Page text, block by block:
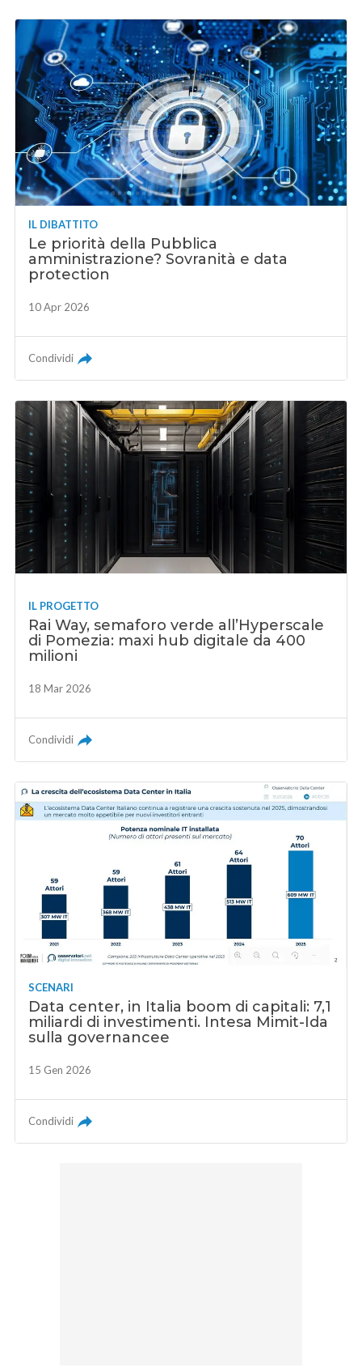
IL DIBATTITO
Le priorità della Pubblica
amministrazione? Sovranità e data
protection
10 Apr 2026
Condividi
IL PROGETTO
Rai Way, semaforo verde all’Hyperscale
di Pomezia: maxi hub digitale da 400
milioni
18 Mar 2026
Condividi
SCENARI
Data center, in Italia boom di capitali: 7,1
miliardi di investimenti. Intesa Mimit-Ida
sulla governancee
15 Gen 2026
Condividi